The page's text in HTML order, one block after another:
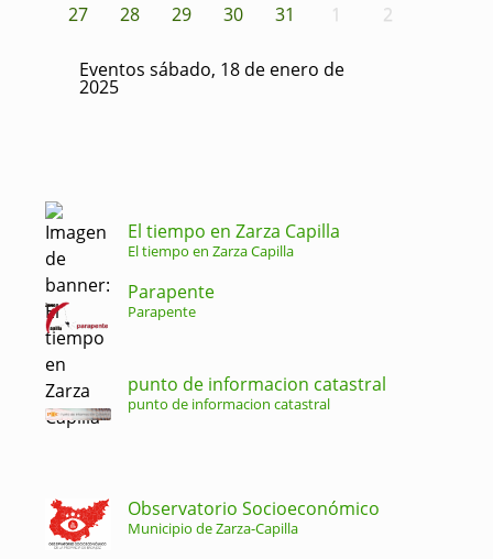
27
28 29 30 31 1 2
Eventos sábado, 18 de enero de
2025
El tiempo en Zarza Capilla
El tiempo en Zarza Capilla
Parapente
Parapente
punto de informacion catastral
punto de informacion catastral
Observatorio Socioeconómico
Municipio de Zarza-Capilla